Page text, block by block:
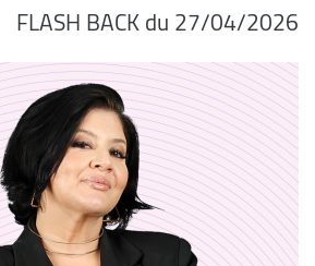
FLASH BACK du 27/04/2026